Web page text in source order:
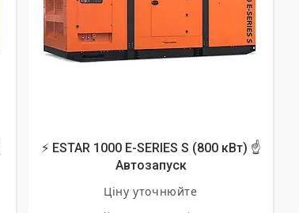
⚡ ESTAR 1000 E-SERIES S (800 кВт) ☝
Автозапуск
Ціну уточнюйте